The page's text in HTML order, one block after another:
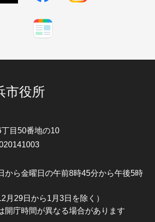
市役所
目50番地の10
から金曜日の午前8時45分から午後5時
月29日から1月3日を除く）
開庁時間が異なる場合があります